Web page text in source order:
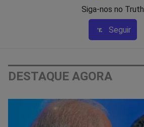
Siga-nos no Truth
Seguir
DESTAQUE AGORA